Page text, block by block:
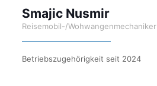
Smajic Nusmir
Reisemobil-/Wohwangenmechaniker
Betriebszugehörigkeit seit 2024